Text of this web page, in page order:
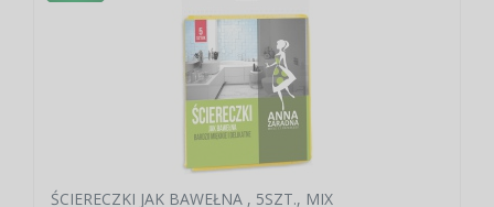
ŚCIERECZKI JAK BAWEŁNA , 5SZT., MIX